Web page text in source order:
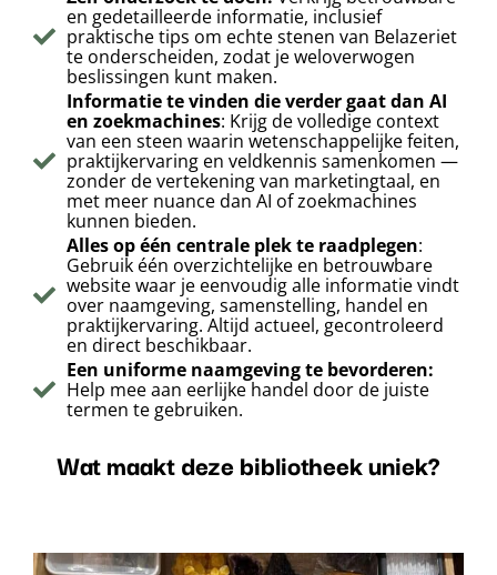
en gedetailleerde informatie, inclusief
praktische tips om echte stenen van Belazeriet
te onderscheiden, zodat je weloverwogen
beslissingen kunt maken.
Informatie te vinden die verder gaat dan AI
en zoekmachines: Krijg de volledige context
van een steen waarin wetenschappelijke feiten,
praktijkervaring en veldkennis samenkomen —
zonder de vertekening van marketingtaal, en
met meer nuance dan AI of zoekmachines
kunnen bieden.
Alles op één centrale plek te raadplegen:
Gebruik één overzichtelijke en betrouwbare
website waar je eenvoudig alle informatie vindt
over naamgeving, samenstelling, handel en
praktijkervaring. Altijd actueel, gecontroleerd
en direct beschikbaar.
Een uniforme naamgeving te bevorderen:
Help mee aan eerlijke handel door de juiste
termen te gebruiken.
Wat maakt deze bibliotheek uniek?